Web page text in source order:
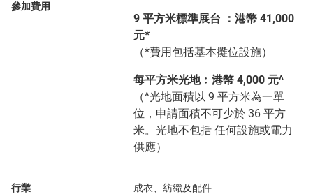
參加費用
9 平方米標準展台 ：港幣 41,000
元*
（*費用包括基本攤位設施）
每平方米光地﹕港幣 4,000 元^
（^光地面積以 9 平方米為一單
位，申請面積不可少於 36 平方
米。光地不包括 任何設施或電力
供應）
行業 成衣、紡織及配件